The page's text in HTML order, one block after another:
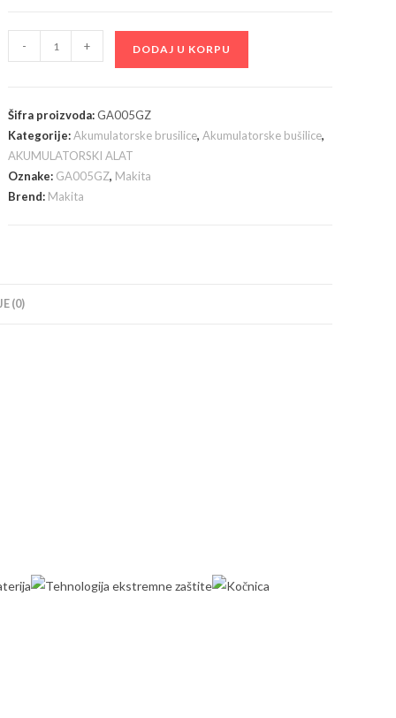
GA005GZ
akumulatorska
ugaona
brusilica,
40V,
bez
- + DODAJ U KORPU
Šifra proizvoda:GA005GZ
Kategorije:Akumulatorske brusilice,Akumulatorske bušilice,
AKUMULATORSKI ALAT
Oznake: GA005GZ, Makita
Brend: Makita
(0)